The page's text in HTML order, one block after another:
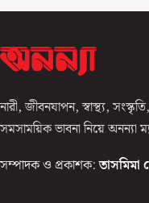
নারী, জীবনযাপন, স্বাস্থ্য,
সমসাময়িক ভাবনা নিয়ে অনন্যা
সম্পাদক ও প্রকাশক: তাসমিমা